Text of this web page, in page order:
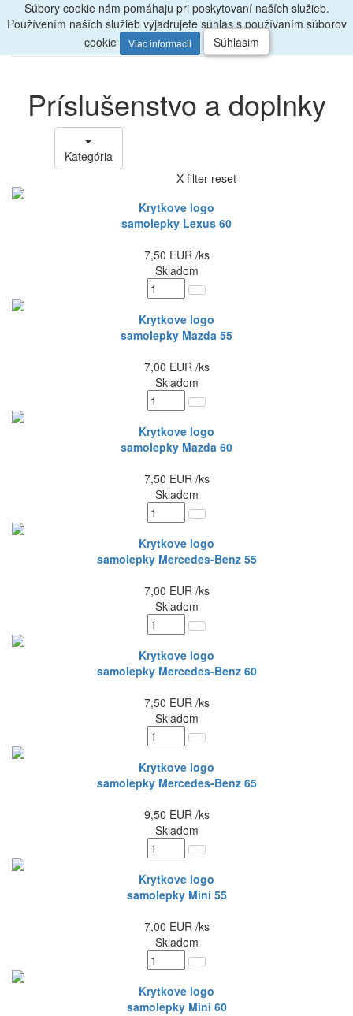
Radiporadíme, zavolajte047/4397722
Menu
0
Príslušenstvo a doplnky
Kategória
X filter reset
Krytkove logo
samolepky Lexus 60
7,50 EUR /ks
Skladom
Krytkove logo
samolepky Mazda 55
7,00 EUR /ks
Skladom
Krytkove logo
samolepky Mazda 60
7,50 EUR /ks
Skladom
Krytkove logo
samolepky Mercedes-Benz 55
7,00 EUR /ks
Skladom
Krytkove logo
samolepky Mercedes-Benz 60
7,50 EUR /ks
Skladom
Krytkove logo
samolepky Mercedes-Benz 65
9,50 EUR /ks
Skladom
Krytkove logo
samolepky Mini 55
7,00 EUR /ks
Skladom
Krytkove logo
samolepky Mini 60
Súbory cookie nám pomáhaju pri poskytovaní naších služieb.
Používením naších služieb vyjadrujete súhlas s používaním súborov
cookie
Viac informacii Súhlasim